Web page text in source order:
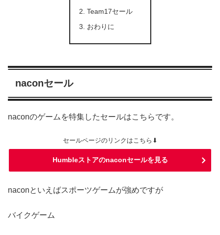
Team17セール
おわりに
naconセール
naconのゲームを特集したセールはこちらです。
セールページのリンクはこちら⬇
Humbleストアのnaconセールを見る
naconといえばスポーツゲームが強めですが
バイクゲーム